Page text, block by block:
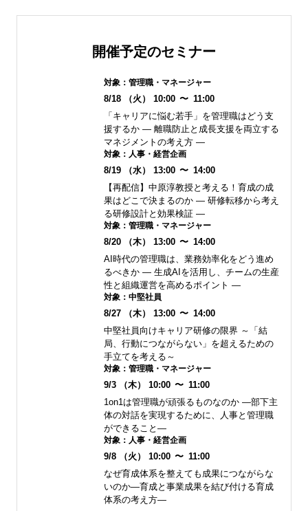
開催予定のセミナー
対象： 管理職・マネージャー
8/18 （火） 10:00 〜 11:00
「キャリアに悩む若手」を管理職はどう支
援するか ― 離職防止と成長支援を両立する
マネジメントの考え方 ―
対象： 人事・経営企画
8/19 （水） 13:00 〜 14:00
【再配信】中原淳教授と考える！育成の成
果はどこで決まるのか ― 研修転移から考え
る研修設計と効果検証 ―
対象： 管理職・マネージャー
8/20 （木） 13:00 〜 14:00
AI時代の管理職は、業務効率化をどう進め
るべきか ― 生成AIを活用し、チームの生産
性と組織運営を高めるポイント ―
対象： 中堅社員
8/27 （木） 13:00 〜 14:00
中堅社員向けキャリア研修の限界 ～「結
局、行動につながらない」を超えるための
手立てを考える～
対象： 管理職・マネージャー
9/3 （木） 10:00 〜 11:00
1on1は管理職が頑張るものなのか ―部下主
体の対話を実現するために、人事と管理職
ができること―
対象： 人事・経営企画
9/8 （火） 10:00 〜 11:00
なぜ育成体系を整えても成果につながらな
いのか―育成と事業成果を結び付ける育成
体系の考え方―